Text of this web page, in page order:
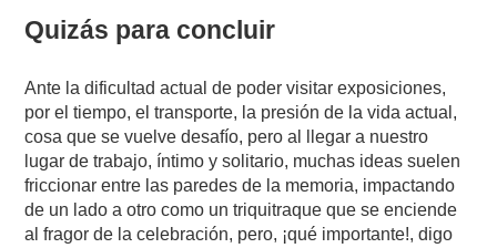
Quizás para concluir
Ante la dificultad actual de poder visitar exposiciones,
por el tiempo, el transporte, la presión de la vida actual,
cosa que se vuelve desafío, pero al llegar a nuestro
lugar de trabajo, íntimo y solitario, muchas ideas suelen
friccionar entre las paredes de la memoria, impactando
de un lado a otro como un triquitraque que se enciende
al fragor de la celebración, pero, ¡qué importante!, digo